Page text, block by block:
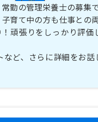
勤の管理栄養士の募集
育て中の方も仕事との
頑張りをしっかり評
ど、さらに詳細をお